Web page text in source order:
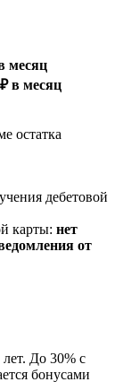
месяц
в месяц
остатка
дебетовой
карты: нет
от
До 30% с
бонусами